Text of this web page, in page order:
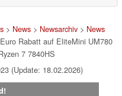
> News> Newsarchiv> News
Rabatt auf EliteMini UM780
7 7840HS
(Update: 18.02.2026)